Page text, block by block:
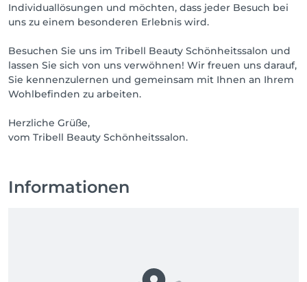
Individuallösungen und möchten, dass jeder Besuch bei
uns zu einem besonderen Erlebnis wird.
Besuchen Sie uns im Tribell Beauty Schönheitssalon und
lassen Sie sich von uns verwöhnen! Wir freuen uns darauf,
Sie kennenzulernen und gemeinsam mit Ihnen an Ihrem
Wohlbefinden zu arbeiten.
Herzliche Grüße,
vom Tribell Beauty Schönheitssalon.
Informationen